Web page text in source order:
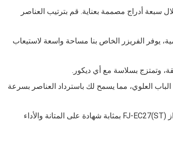
سبعة أدراج مصممة بعناية. قم بترتيب العناصر
يوفر الفريزر الخاص بنا مساحة واسعة لاستيعاب
وتمتزج بسلاسة مع أي ديكور.
العلوي، مما يسمح لك باسترداد العناصر بسرعة
ثق في الجودة الشهيرة لأجهزة Sharp. يعد الطراز FJ-EC27(ST) بمثابة شهادة على المتانة والأداء